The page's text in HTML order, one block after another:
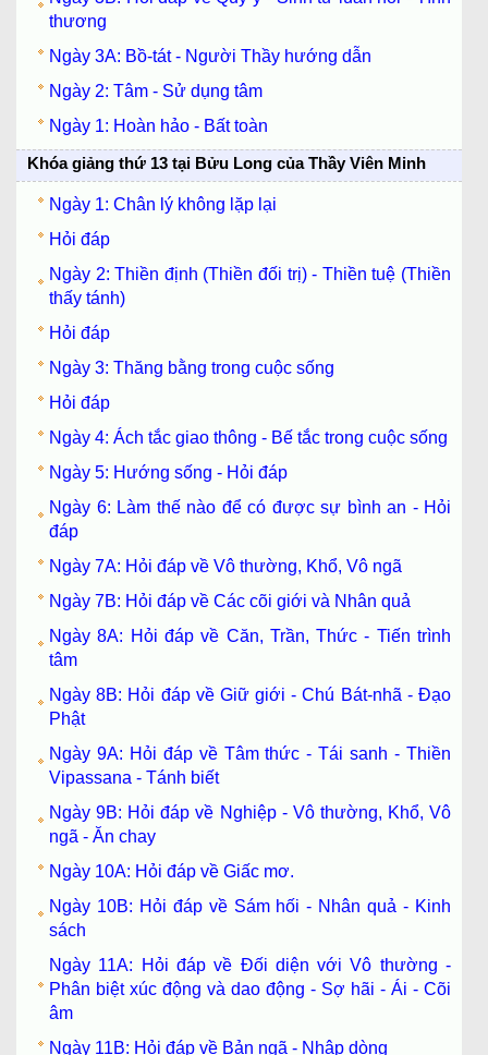
thương
Ngày 3A: Bồ-tát - Người Thầy hướng dẫn
Ngày 2: Tâm - Sử dụng tâm
Ngày 1: Hoàn hảo - Bất toàn
Khóa giảng thứ 13 tại Bửu Long của Thầy Viên Minh
Ngày 1: Chân lý không lặp lại
Hỏi đáp
Ngày 2: Thiền định (Thiền đối trị) - Thiền tuệ (Thiền
thấy tánh)
Hỏi đáp
Ngày 3: Thăng bằng trong cuộc sống
Hỏi đáp
Ngày 4: Ách tắc giao thông - Bế tắc trong cuộc sống
Ngày 5: Hướng sống - Hỏi đáp
Ngày 6: Làm thế nào để có được sự bình an - Hỏi
đáp
Ngày 7A: Hỏi đáp về Vô thường, Khổ, Vô ngã
Ngày 7B: Hỏi đáp về Các cõi giới và Nhân quả
Ngày 8A: Hỏi đáp về Căn, Trần, Thức - Tiến trình
tâm
Ngày 8B: Hỏi đáp về Giữ giới - Chú Bát-nhã - Đạo
Phật
Ngày 9A: Hỏi đáp về Tâm thức - Tái sanh - Thiền
Vipassana - Tánh biết
Ngày 9B: Hỏi đáp về Nghiệp - Vô thường, Khổ, Vô
ngã - Ăn chay
Ngày 10A: Hỏi đáp về Giấc mơ.
Ngày 10B: Hỏi đáp về Sám hối - Nhân quả - Kinh
sách
Ngày 11A: Hỏi đáp về Đối diện với Vô thường -
Phân biệt xúc động và dao động - Sợ hãi - Ái - Cõi
âm
Ngày 11B: Hỏi đáp về Bản ngã - Nhập dòng